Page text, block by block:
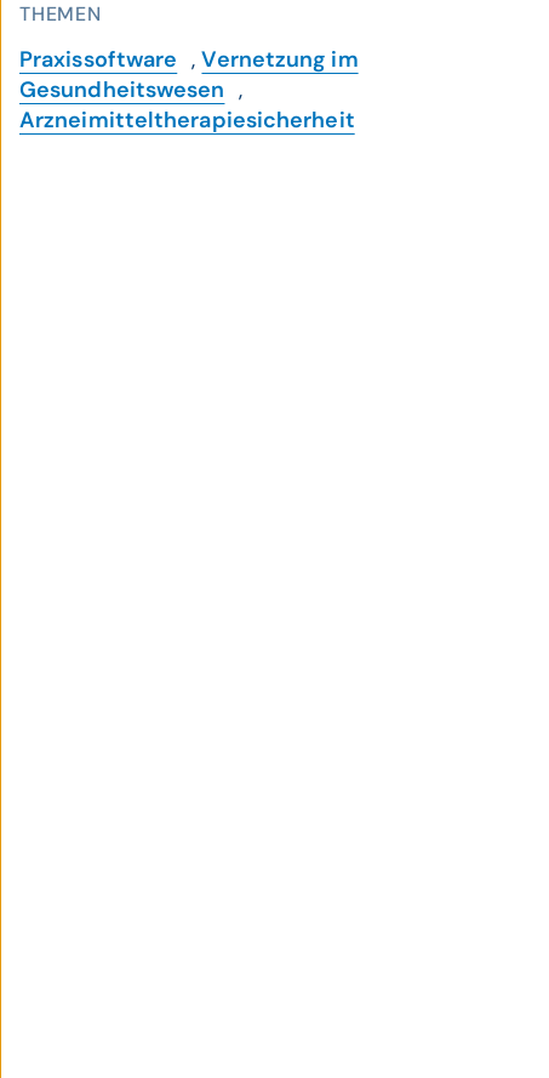
THEMEN
Praxissoftware ,Vernetzung im
Gesundheitswesen ,
Arzneimitteltherapiesicherheit